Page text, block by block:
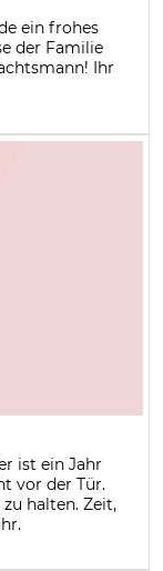
ein frohes
der Familie
Ihr
ist ein Jahr
vor der Tür.
halten. Zeit,